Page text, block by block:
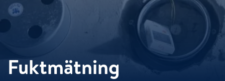
Fuktmätning